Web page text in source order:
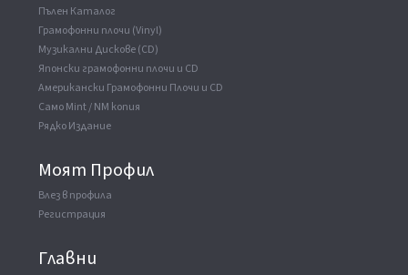
Пълен Каталог
Грамофонни плочи (Vinyl)
Музикални Дискове (CD)
Японски грамофонни плочи и CD
Американски Грамофонни Плочи и CD
Само Mint / NM копия
Рядко Издание
Моят Профил
Влез в профила
Регистрация
Главни